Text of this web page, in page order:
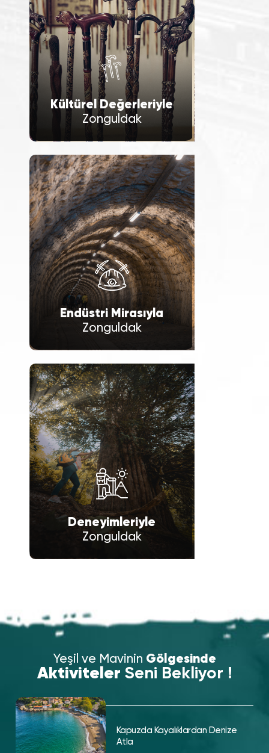
Kültürel Değerleriyle
Zonguldak
Endüstri Mirasıyla
Zonguldak
Deneyimleriyle
Zonguldak
Yeşil ve Mavinin Gölgesinde
Aktiviteler Seni Bekliyor !
Kapuzda Kayalıklardan Denize
Atla